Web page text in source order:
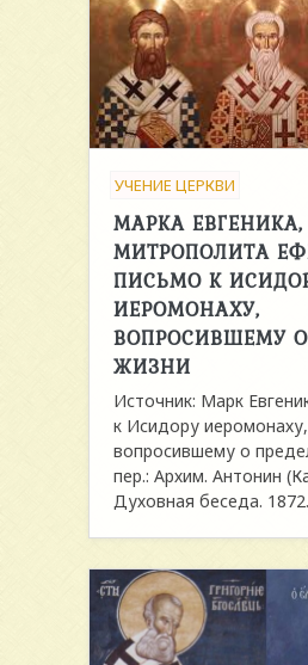
УЧЕНИЕ ЦЕРКВИ
МАРКА ЕВГЕНИКА,
МИТРОПОЛИТА
ПИСЬМО К
ИЕРОМОНАХУ,
ВОПРОСИВШЕМУ
ЖИЗНИ
Источник: Марк
к Исидору иеромонаху,
вопросившему о
пер.: Архим. Антонин
Духовная беседа.